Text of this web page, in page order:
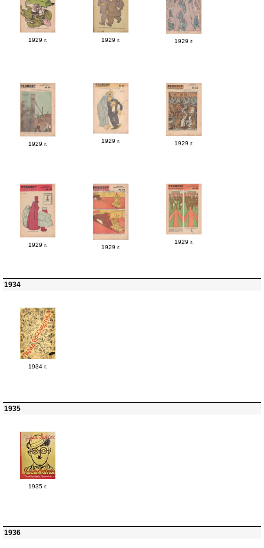
1929 г. 1929 г. 1929 г.
1929 г. 1929 г. 1929 г.
1929 г. 1929 г.
1929 г.
1934
1934 г.
1935
1935 г.
1936